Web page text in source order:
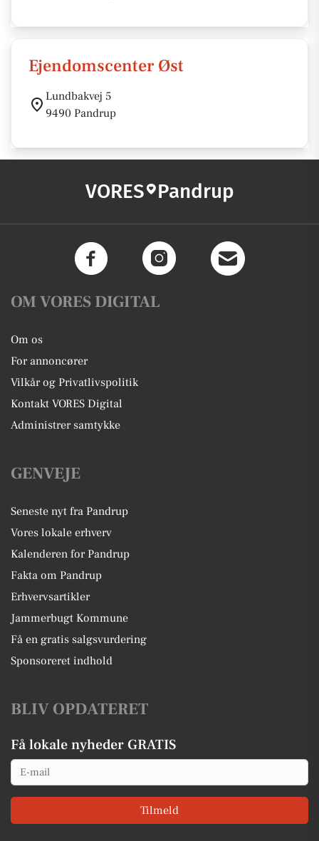
Ejendomscenter Øst
Lundbakvej 5
9490 Pandrup
VORES Pandrup
OM VORES DIGITAL
Om os
For annoncører
Vilkår og Privatlivspolitik
Kontakt VORES Digital
Administrer samtykke
GENVEJE
Seneste nyt fra Pandrup
Vores lokale erhverv
Kalenderen for Pandrup
Fakta om Pandrup
Erhvervsartikler
Jammerbugt Kommune
Få en gratis salgsvurdering
Sponsoreret indhold
BLIV OPDATERET
Få lokale nyheder GRATIS
Email
Tilmeld